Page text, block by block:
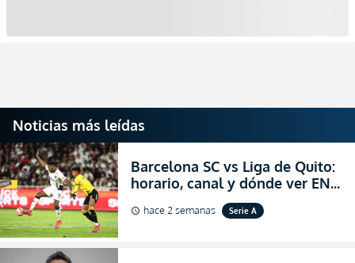
Noticias más leídas
Barcelona SC vs Liga de Quito:
horario, canal y dónde ver EN
VIVO la Fecha 22 de la LigaPro
2026
schedule hace 2 semanas Serie A